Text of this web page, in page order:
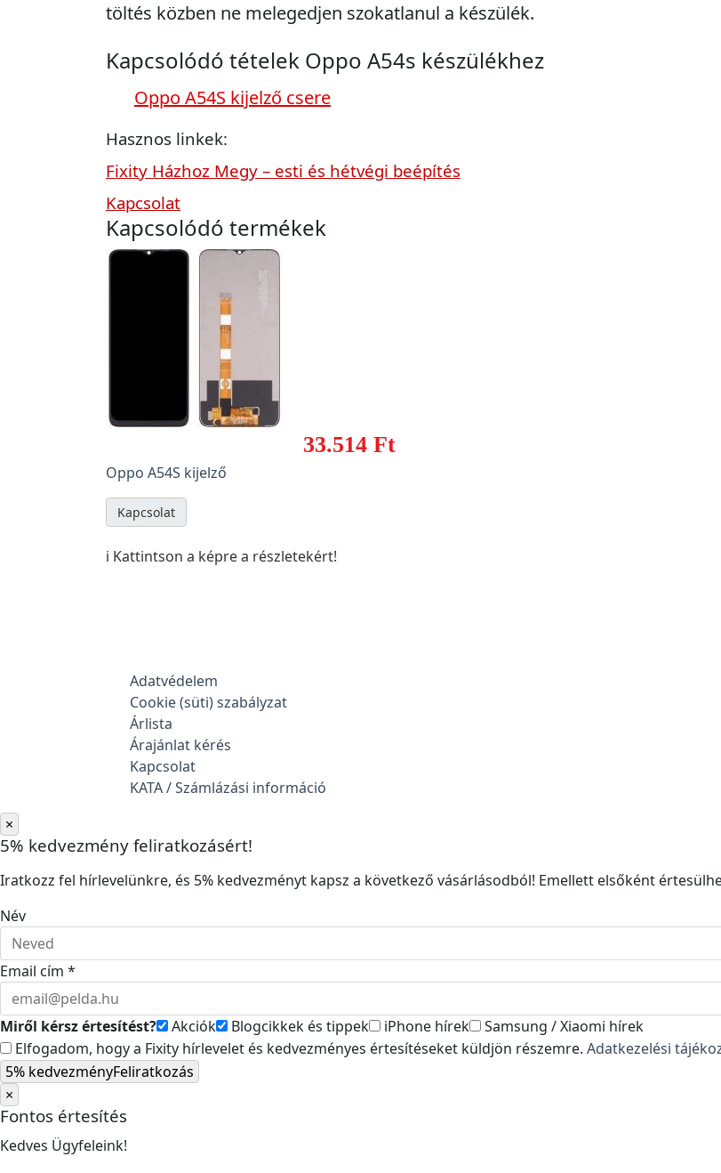
töltés közben ne melegedjen szokatlanul a készülék.
Kapcsolódó tételek Oppo A54s készülékhez
Oppo A54S kijelző csere
Hasznos linkek:
Fixity Házhoz Megy – esti és hétvégi beépítés
Kapcsolat
Kapcsolódó termékek
33.514 Ft
Oppo A54S kijelző
Kapcsolat
ℹ️ Kattintson a képre a részletekért!
Adatvédelem
Cookie (süti) szabályzat
Árlista
Árajánlat kérés
Kapcsolat
KATA / Számlázási információ
×
5% kedvezmény feliratkozásért!
Iratkozz fel hírlevelünkre, és 5% kedvezményt kapsz a következő vásárlásodból! Emellett elsőként
Név
Email cím *
Miről kérsz értesítést? Akciók Blogcikkek és tippek iPhone hírek
Samsung / Xiaomi hírek
Elfogadom, hogy a Fixity hírlevelet és kedvezményes értesítéseket küldjön részemre. Adatkezelési
5% kedvezményFeliratkozás
×
Fontos értesítés
Kedves Ügyfeleink!